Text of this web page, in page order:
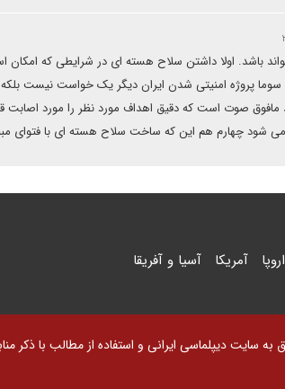
باشد. اولا داشتن سلاح هسته ای در شرایطی که امکان
پروژه امنیتی شدن ایران دیگر یک خواست نیست
مافوق صوت است که دقیق اهداف مورد نظر را مورد
شود چهارم هم این که ساخت سلاح هسته ای با فتوای
اروپا آمریکا آسیا و آفریقا
سایت دیپلماسی ایرانی و استفاده از مطالب با ذکر